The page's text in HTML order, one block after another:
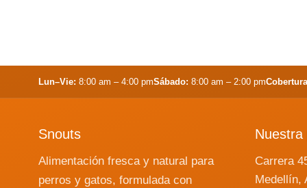
Lun–Vie: 8:00 am – 4:00 pmSábado: 8:00 am – 2:00 pm
Snouts
Alimentación fresca y natural para
perros y gatos, formulada con
Nuestra
Carrera
Medellín,